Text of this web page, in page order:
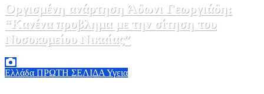
Οργισμένη ανάρτηση Άδωνι Γεωργιάδη:
“Κανένα προβλημα με την σίτηση του
Νοσοκομείου Νικαίας”
Ελλάδα ΠΡΩΤΗ ΣΕΛΙΔΑ Υγεια